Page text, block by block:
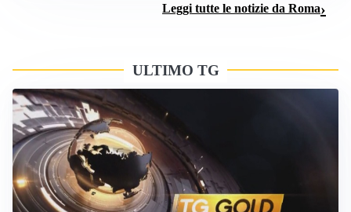
Leggi tutte le notizie da Roma
ULTIMO TG